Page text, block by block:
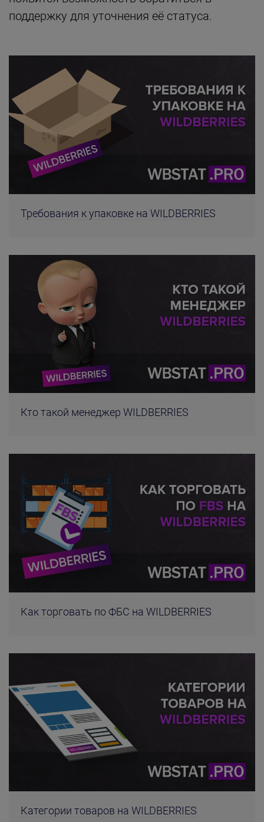
поддержку для уточнения её статуса.
Требования к упаковке на WILDBERRIES
Кто такой менеджер WILDBERRIES
Как торговать по ФБС на WILDBERRIES
Категории товаров на WILDBERRIES